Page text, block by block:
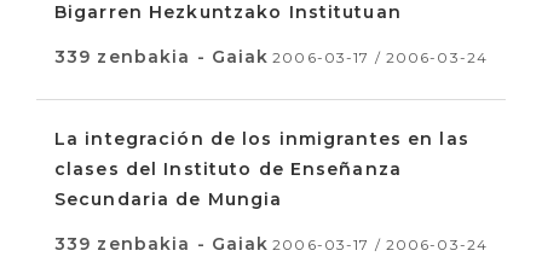
Bigarren Hezkuntzako Institutuan
339 zenbakia - Gaiak 2006-03-17 / 2006-03-24
La integración de los inmigrantes en las
clases del Instituto de Enseñanza
Secundaria de Mungia
339 zenbakia - Gaiak 2006-03-17 / 2006-03-24